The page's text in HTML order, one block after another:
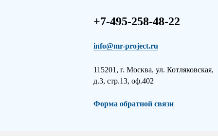
+7-495-258-48-22
info@mr-project.ru
115201, г. Москва, ул. Котляковская,
д.3, стр.13, оф.402
Форма обратной связи